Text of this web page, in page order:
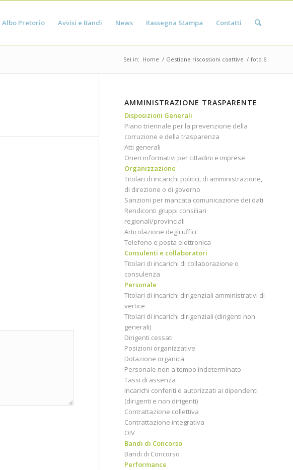
Albo Pretorio Avvisi e Bandi News Rassegna Stampa Contatti
Sei in: Home / Gestione riscossioni coattive / foto 6
AMMINISTRAZIONE TRASPARENTE
Disposizioni Generali
Piano triennale per la prevenzione della
corruzione e della trasparenza
Atti generali
Oneri informativi per cittadini e imprese
Organizzazione
Titolari di incarichi politici, di amministrazione,
di direzione o di governo
Sanzioni per mancata comunicazione dei dati
Rendiconti gruppi consiliari
regionali/provinciali
Articolazione degli uffici
Telefono e posta elettronica
Consulenti e collaboratori
Titolari di incarichi di collaborazione o
consulenza
Personale
Titolari di incarichi dirigenziali amministrativi di
vertice
Titolari di incarichi dirigenziali (dirigenti non
generali)
Dirigenti cessati
Posizioni organizzative
Dotazione organica
Personale non a tempo indeterminato
Tassi di assenza
Incarichi conferiti e autorizzati ai dipendenti
(dirigenti e non dirigenti)
Contrattazione collettiva
Contrattazione integrativa
OIV
Bandi di Concorso
Bandi di Concorso
Performance